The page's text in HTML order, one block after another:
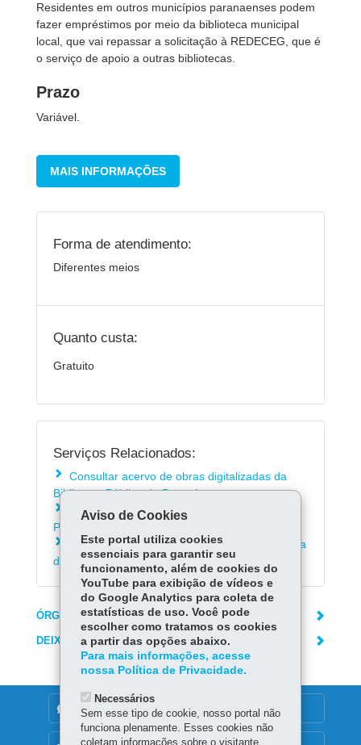
Residentes em outros municípios paranaenses podem
fazer empréstimos por meio da biblioteca municipal
local, que vai repassar a solicitação à REDECEG, que é
o serviço de apoio a outras bibliotecas.
Prazo
Variável.
MAIS INFORMAÇÕES
Forma de atendimento:
Diferentes meios
Quanto custa:
Gratuito
Serviços Relacionados:
Consultar acervo de obras digitalizadas da
Biblioteca Pública do Paraná
Consultar o acervo da Biblioteca Pública do
Paraná e das bibliotecas municipais
Fazer Cadastro de Leitor na Biblioteca Pública
do Paraná
ÓRGÃO RESPONSÁVEL
DEIXE SUA OPINIÃO
DENUNCIE CORRUPÇÃO
Aviso de Cookies
Este portal utiliza cookies
essenciais para garantir seu
funcionamento, além de cookies do
YouTube para exibição de vídeos e
do Google Analytics para coleta de
estatísticas de uso. Você pode
escolher como tratamos os cookies
a partir das opções abaixo.
Para mais informações, acesse
nossa Política de Privacidade.
Necessários
Sem esse tipo de cookie, nosso portal não
funciona plenamente. Esses cookies não
coletam informações sobre o visitante.